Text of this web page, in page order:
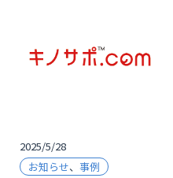
2025/5/28
お知らせ、 事例